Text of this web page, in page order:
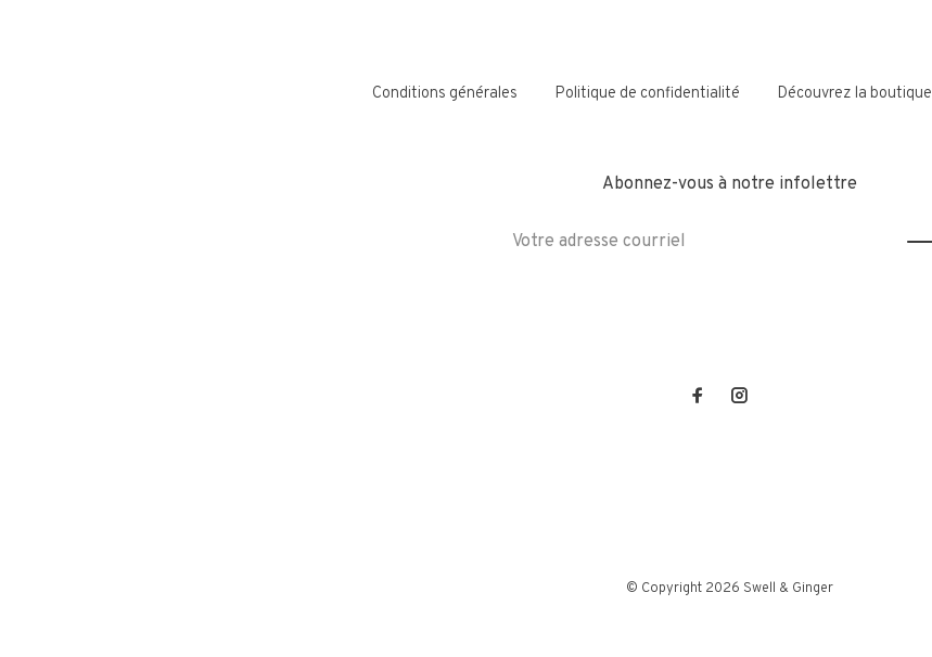
Conditions générales Politique de confidentialité Découvrez la boutique
Abonnez-vous à notre infolettre
© Copyright 2026 Swell & Ginger